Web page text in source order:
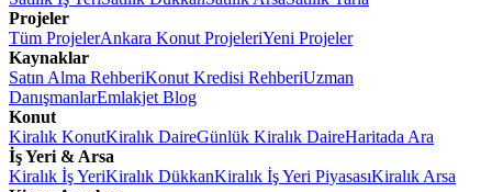
Projeler
Tüm ProjelerAnkara Konut ProjeleriYeni Projeler
Kaynaklar
Satın Alma RehberiKonut Kredisi RehberiUzman
DanışmanlarEmlakjet Blog
Konut
Kiralık KonutKiralık DaireGünlük Kiralık DaireHaritada Ara
İş Yeri & Arsa
Kiralık İş YeriKiralık DükkanKiralık İş Yeri PiyasasıKiralık Arsa